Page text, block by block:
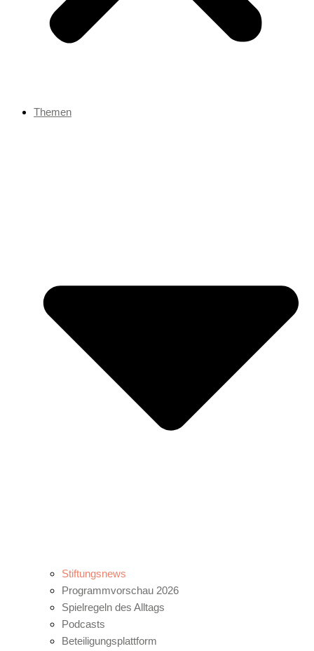
Themen
Stiftungsnews
Programmvorschau 2026
Spielregeln des Alltags
Podcasts
Beteiligungsplattform